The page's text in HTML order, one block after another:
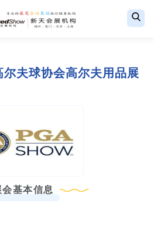
夫球协会高尔夫用品展
会基本信息